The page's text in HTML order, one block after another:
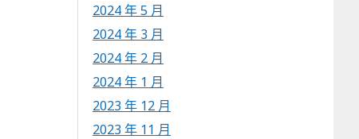
2024 年 5 月
2024 年 3 月
2024 年 2 月
2024 年 1 月
2023 年 12 月
2023 年 11 月